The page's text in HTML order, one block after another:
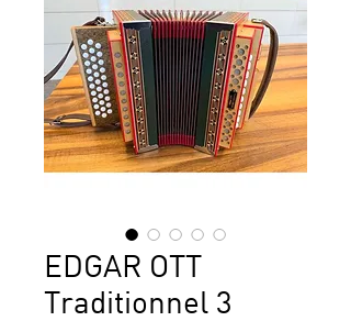
EDGAR OTT
Traditionnel 3